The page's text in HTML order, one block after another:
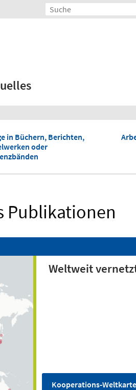
in Büchern, Berichten,
oder
Publikationen
Weltweit
Kooperations-Weltkarte